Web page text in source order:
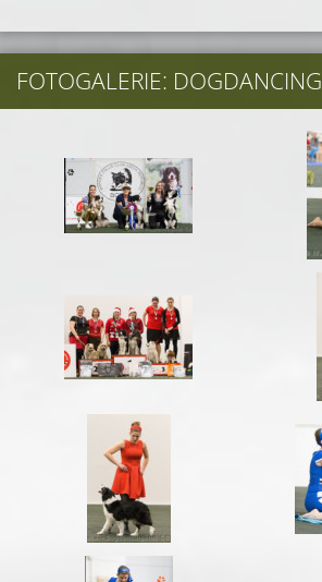
FOTOGALERIE: DOGDANCING